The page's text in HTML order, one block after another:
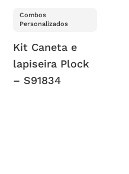
Combos
Personalizados
Kit Caneta e
lapiseira Plock
– S91834